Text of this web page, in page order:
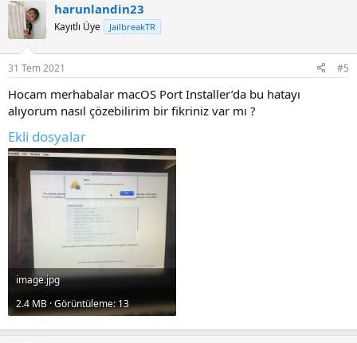
c
t
i
s
harunlandin23
Kayıtlı Üye JailbreakTR
31 Tem 2021 #5
Hocam merhabalar macOS Port Installer’da bu hatayı
alıyorum nasıl çözebilirim bir fikriniz var mı ?
Ekli dosyalar
image.jpg
2.4 MB · Görüntüleme: 13